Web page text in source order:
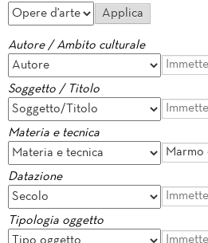
Autore / Ambito culturale
Soggetto / Titolo
Materia e tecnica
Datazione
Tipologia oggetto